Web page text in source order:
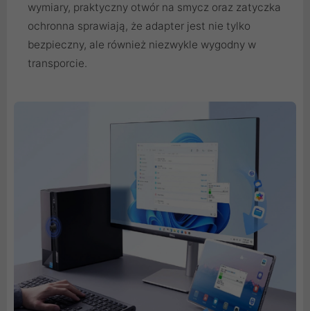
wymiary, praktyczny otwór na smycz oraz zatyczka
ochronna sprawiają, że adapter jest nie tylko
bezpieczny, ale również niezwykle wygodny w
transporcie.